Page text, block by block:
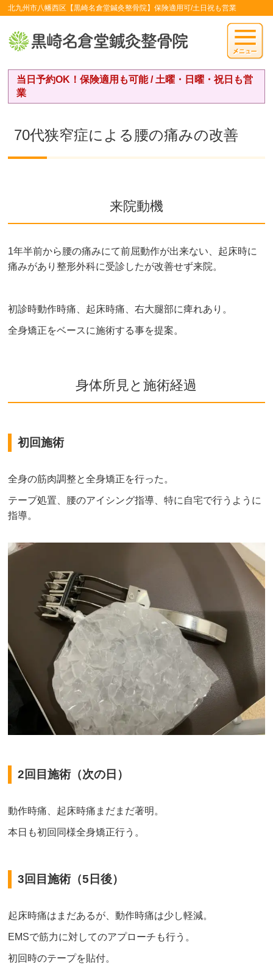
北九州市八幡西区【黒崎名倉堂鍼灸整骨院】保険適用可/土日祝も営業
当日予約OK！保険適用も可能 / 土曜・日曜・祝日も営
業
70代狭窄症による腰の痛みの改善
来院動機
1年半前から腰の痛みにて前屈動作が出来ない、起床時に
痛みがあり整形外科に受診したが改善せず来院。
初診時動作時痛、起床時痛、右大腿部に痺れあり。
全身矯正をベースに施術する事を提案。
身体所見と施術経過
初回施術
全身の筋肉調整と全身矯正を行った。
テープ処置、腰のアイシング指導、特に自宅で行うように
指導。
2回目施術（次の日）
動作時痛、起床時痛まだまだ著明。
本日も初回同様全身矯正行う。
3回目施術（5日後）
起床時痛はまだあるが、動作時痛は少し軽減。
EMSで筋力に対してのアプローチも行う。
初回時のテープを貼付。